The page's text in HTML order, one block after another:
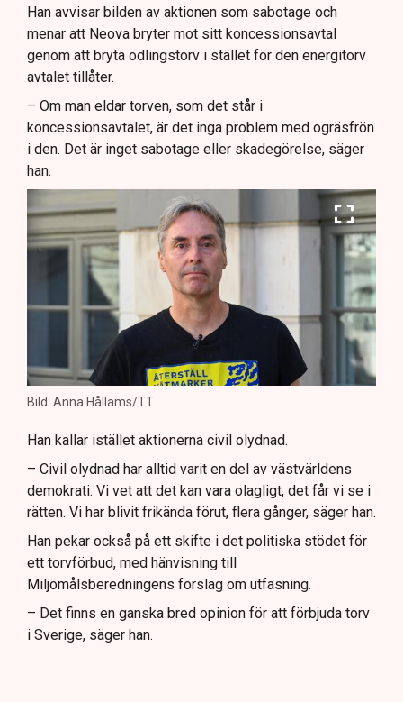
Han avvisar bilden av aktionen som sabotage och
menar att Neova bryter mot sitt koncessionsavtal
genom att bryta odlingstorv i stället för den energitorv
avtalet tillåter.
– Om man eldar torven, som det står i
koncessionsavtalet, är det inga problem med ogräsfrön
i den. Det är inget sabotage eller skadegörelse, säger
han.
Bild: Anna Hållams/TT
Han kallar istället aktionerna civil olydnad.
– Civil olydnad har alltid varit en del av västvärldens
demokrati. Vi vet att det kan vara olagligt, det får vi se i
rätten. Vi har blivit frikända förut, flera gånger, säger han.
Han pekar också på ett skifte i det politiska stödet för
ett torvförbud, med hänvisning till
Miljömålsberedningens förslag om utfasning.
– Det finns en ganska bred opinion för att förbjuda torv
i Sverige, säger han.